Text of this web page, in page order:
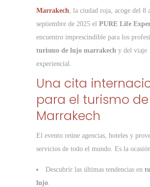
Marrakech, la ciudad roja, acoge del 8
septiembre de 2025 el PURE Life
encuentro imprescindible para los
turismo de lujo marrakech y del viaje
experiencial.
Una cita
para el turismo
Marrakech
El evento reúne agencias, hoteles y
servicios de todo el mundo. Es la
Descubrir las últimas tendencias en
lujo.